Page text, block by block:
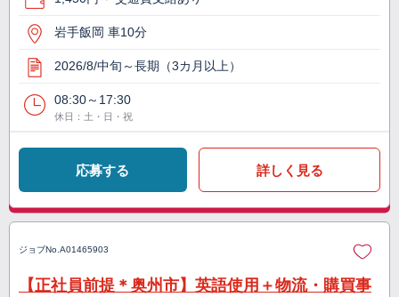
岩手飯岡 車10分
2026/8/中旬～長期（3カ月以上）
08:30～17:30
休日：土・日・祝
応募する 詳しく見る
ジョブNo. A01465903
【正社員前提＊奥州市】英語使用＋物流・購買事